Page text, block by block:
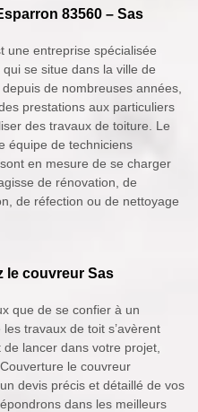
83560 – Sas
une entreprise spécialisée
se situe dans la ville de
de nombreuses années,
prestations aux particuliers
des travaux de toiture. Le
équipe de techniciens
en mesure de se charger
de rénovation, de
de réfection ou de nettoyage
le couvreur Sas
que de se confier à un
travaux de toit s’avèrent
lancer dans votre projet,
le couvreur
devis précis et détaillé de vos
dans les meilleurs